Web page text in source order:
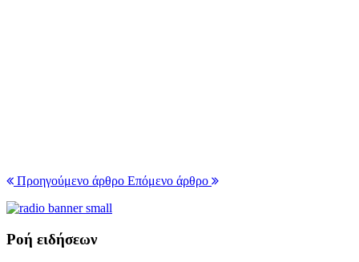
Προηγούμενο άρθρο Επόμενο άρθρο
Ροή ειδήσεων